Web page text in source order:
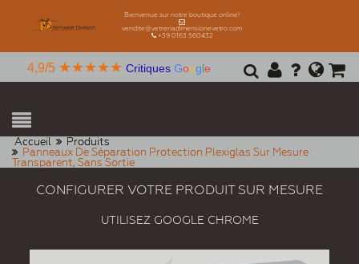
Bienvenue sur notre boutique online!
vendite@vetreriadimensionevetro.com
+39 0163 560432
4,9/5 ★★★★★ Critiques Google
Accueil
Produits
Panneaux De Séparation Protection Plexiglas Sur Mesure
Transparent, Sans Sortie
CONFIGURER VOTRE PRODUIT SUR MESURE
UTILISEZ GOOGLE CHROME